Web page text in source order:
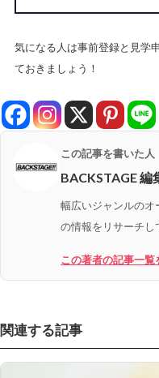
気になる人は事前登録と見学
ておきましょう！
この記事を書いた人
BACKSTAGE 編
幅広いジャンルの
の情報をリサーチし
この著者の記事一覧
関連する記事